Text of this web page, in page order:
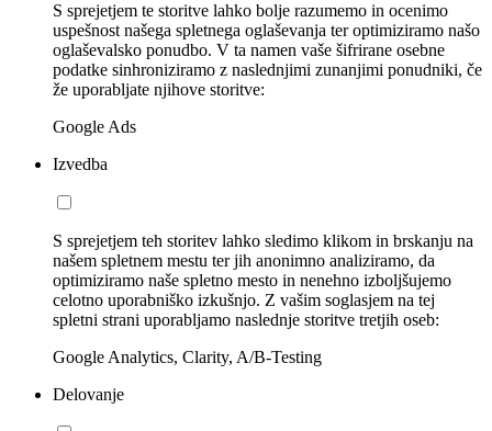
S sprejetjem te storitve lahko bolje razumemo in ocenimo
uspešnost našega spletnega oglaševanja ter optimiziramo našo
oglaševalsko ponudbo. V ta namen vaše šifrirane osebne
podatke sinhroniziramo z naslednjimi zunanjimi ponudniki, če
že uporabljate njihove storitve:
Google Ads
Izvedba
S sprejetjem teh storitev lahko sledimo klikom in brskanju na
našem spletnem mestu ter jih anonimno analiziramo, da
optimiziramo naše spletno mesto in nenehno izboljšujemo
celotno uporabniško izkušnjo. Z vašim soglasjem na tej
spletni strani uporabljamo naslednje storitve tretjih oseb:
Google Analytics, Clarity, A/B-Testing
Delovanje